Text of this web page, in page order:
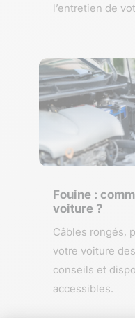
l’entretien de
Fouine :
voiture ?
Câbles rongés,
votre voiture
conseils et
accessibles.